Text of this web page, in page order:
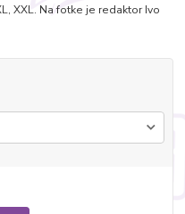
XXL. Na fotke je redaktor Ivo